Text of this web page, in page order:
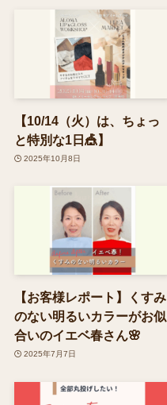
【10/14（火）は、ちょっ
と特別な1日🎪】
2025年10月8日
【お客様レポート】くすみ
のない明るいカラーがお似
合いのイエベ春さん🌸
2025年7月7日